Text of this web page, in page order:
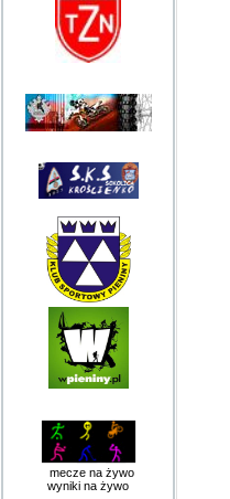
mecze na żywo
wyniki na żywo